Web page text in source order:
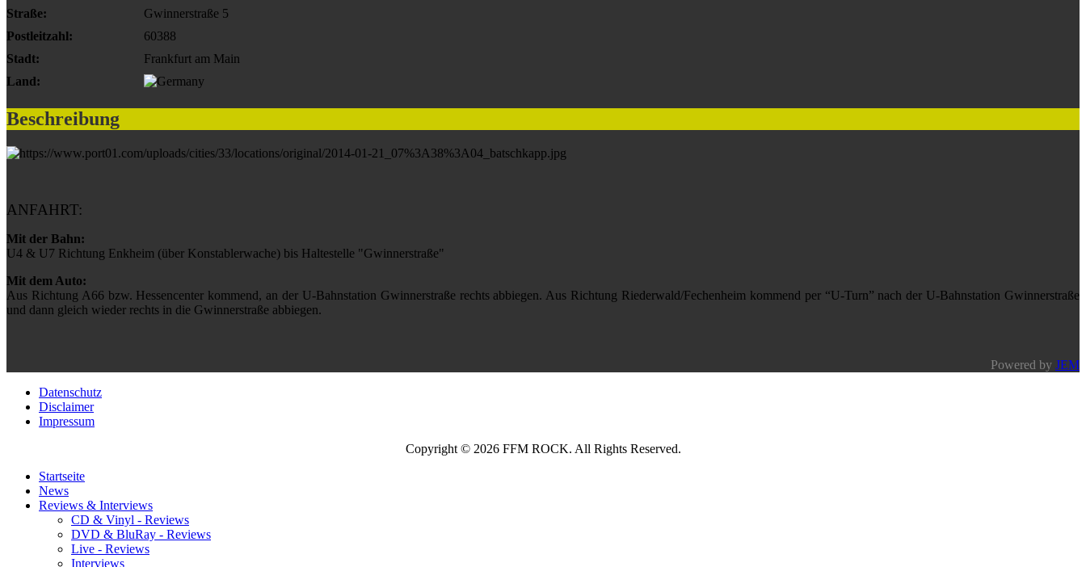
Straße:
Gwinnerstraße 5
Postleitzahl:
60388
Stadt:
Frankfurt am Main
Land:
Beschreibung
ANFAHRT:
Mit der Bahn:
U4 & U7 Richtung Enkheim (über Konstablerwache) bis Haltestelle "Gwinnerstraße"
Mit dem Auto:
Aus Richtung A66 bzw. Hessencenter kommend, an der U-Bahnstation Gwinnerstraße rechts abbiegen. Aus Richtung Riederwald/Fechenheim kommend per “U-Turn” nach der U-Bahnstation Gwinnerstraße
und dann gleich wieder rechts in die Gwinnerstraße abbiegen.
Powered by JEM
Datenschutz
Disclaimer
Impressum
Copyright © 2026 FFM ROCK. All Rights Reserved.
Startseite
News
Reviews & Interviews
CD & Vinyl - Reviews
DVD & BluRay - Reviews
Live - Reviews
Interviews